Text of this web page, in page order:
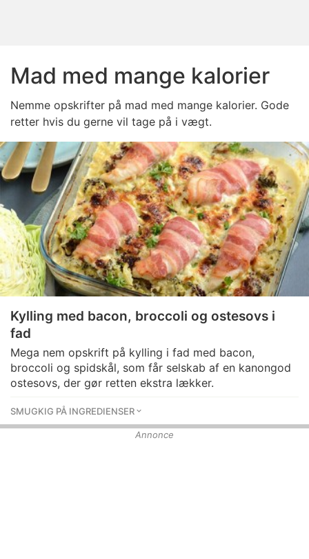
Mad med mange kalorier
Nemme opskrifter på mad med mange kalorier. Gode
retter hvis du gerne vil tage på i vægt.
Kylling med bacon, broccoli og ostesovs i
fad
Mega nem opskrift på kylling i fad med bacon,
broccoli og spidskål, som får selskab af en kanongod
ostesovs, der gør retten ekstra lækker.
SMUGKIG PÅ INGREDIENSER
Annonce